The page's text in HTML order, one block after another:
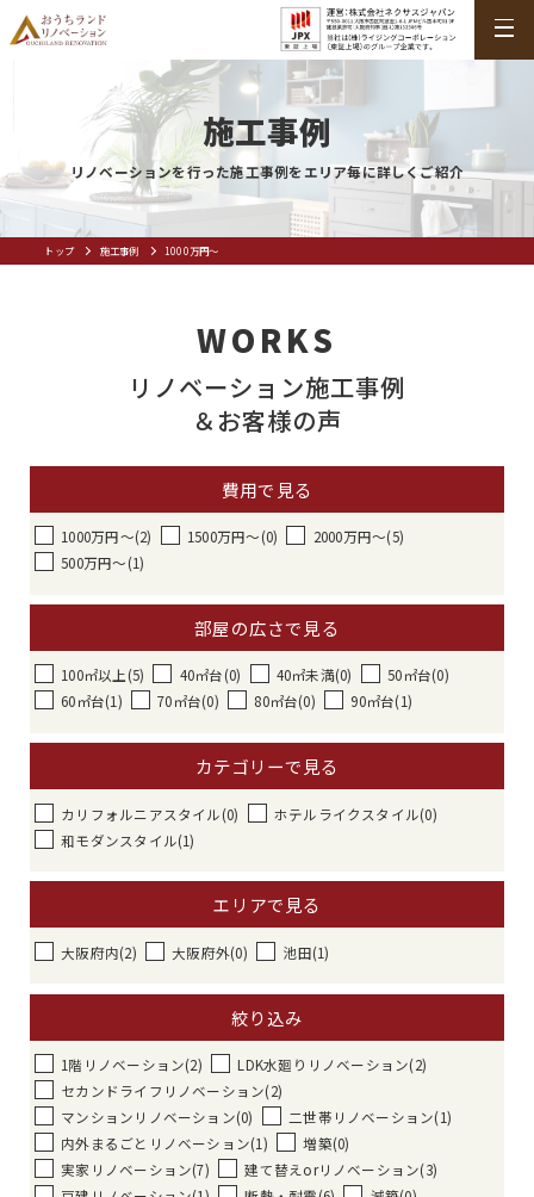
施工事例
リノベーションを行った施工事例をエリア毎に詳しくご紹介
トップ 施工事例 1000万円〜
WORKS
リノベーション施工事例
＆お客様の声
費用で見る
1000万円〜(2) 1500万円〜(0)
2000万円〜(5)
500万円〜(1)
部屋の広さで見る
100㎡以上(5) 40㎡台(0) 40㎡未満(0)
50㎡台(0)
60㎡台(1)
70㎡台(0) 80㎡台(0) 90㎡台(1)
カテゴリーで見る
カリフォルニアスタイル(0)
ホテルライクスタイル(0)
和モダンスタイル(1)
エリアで見る
大阪府内(2) 大阪府外(0) 池田(1)
絞り込み
1階リノベーション(2)
LDK水廻りリノベーション(2)
セカンドライフリノベーション(2)
マンションリノベーション(0)
二世帯リノベーション(1)
内外まるごとリノベーション(1)
増築(0)
実家リノベーション(7)
建て替えorリノベーション(3)